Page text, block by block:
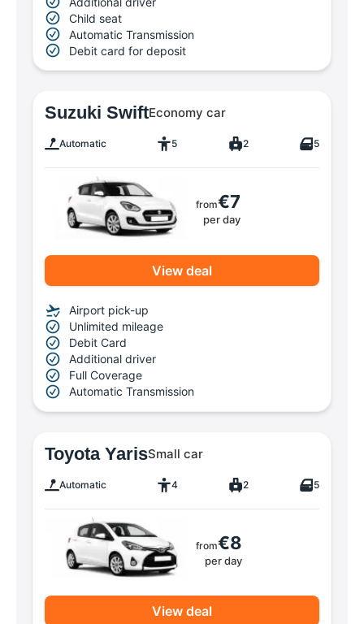
Child seat
Automatic Transmission
Debit card for deposit
Suzuki SwiftEconomy car
Automatic 5 2 5
from€7
per day
View deal
Airport pick-up
Unlimited mileage
Debit Card
Additional driver
Full Coverage
Automatic Transmission
Toyota YarisSmall car
Automatic 4 2 5
from€8
per day
View deal